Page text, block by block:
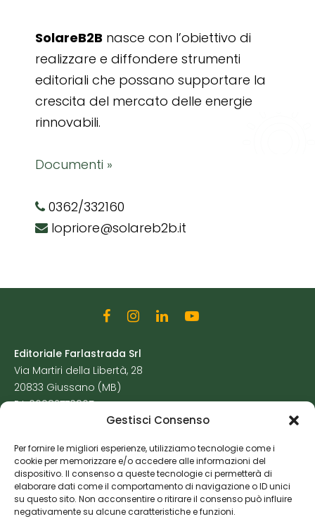
Gestisci Consenso
Per fornire le migliori esperienze, utilizziamo tecnologie come i
cookie per memorizzare e/o accedere alle informazioni del
dispositivo. Il consenso a queste tecnologie ci permetterà di
elaborare dati come il comportamento di navigazione o ID unici
su questo sito. Non acconsentire o ritirare il consenso può influire
negativamente su alcune caratteristiche e funzioni.
SolareB2B nasce con l’obiettivo di
realizzare e diffondere strumenti
editoriali che possano supportare la
crescita del mercato delle energie
rinnovabili.
Documenti »
0362/332160
lopriore@solareb2b.it
Editoriale Farlastrada Srl
Via Martiri della Libertà, 28
20833 Giussano (MB)
P.I. 06982770965
Cookie Policy
Risorse Aggiuntive